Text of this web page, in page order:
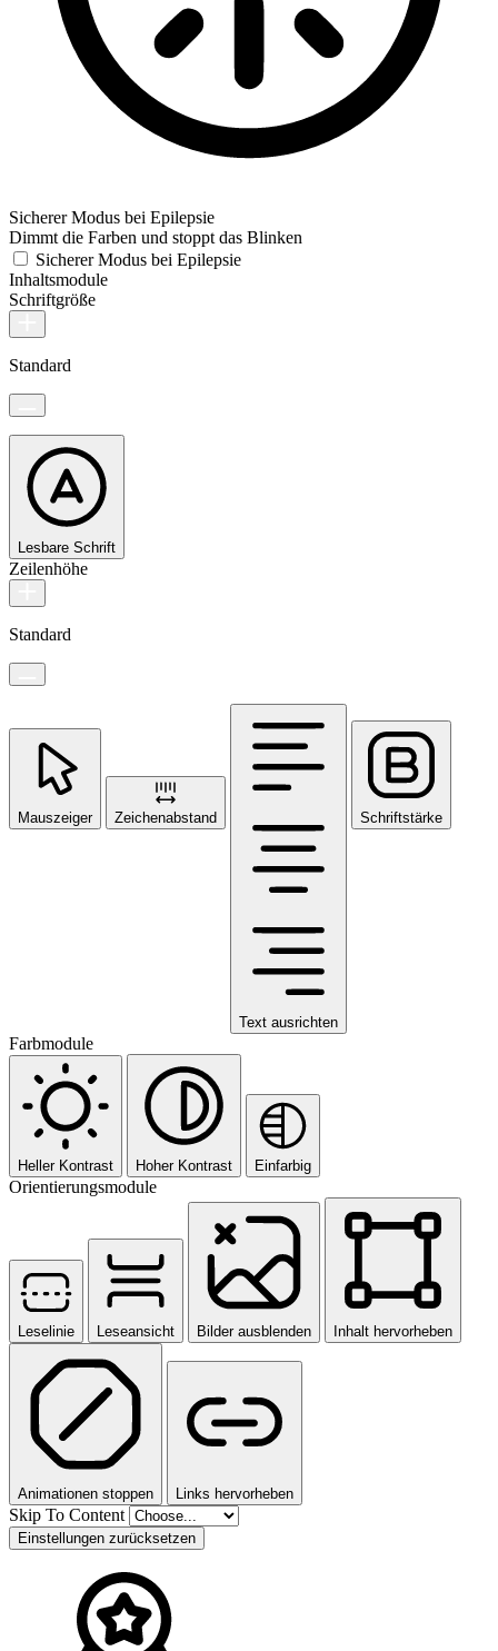
Sicherer Modus bei Epilepsie
Dimmt die Farben und stoppt das Blinken
Sicherer Modus bei Epilepsie
Inhaltsmodule
Schriftgröße
Standard
Lesbare Schrift
Zeilenhöhe
Standard
Mauszeiger Zeichenabstand
Text ausrichten
Schriftstärke
Farbmodule
Heller Kontrast Hoher Kontrast Einfarbig
Orientierungsmodule
Leselinie Leseansicht Bilder ausblenden Inhalt hervorheben
Animationen stoppen Links hervorheben
Skip To Content
Einstellungen zurücksetzen